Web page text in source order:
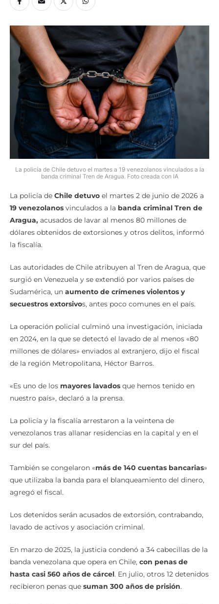
La policía de Chile detuvo el martes a 19 venezolanos vinculados a la
banda criminal Tren de Aragua. Foto creada con IA
La policía de Chile detuvo el martes 2 de junio de 2026 a
19 venezolanos vinculados a la banda criminal Tren de
Aragua, acusados de lavar al menos 80 millones de
dólares obtenidos de extorsiones y otros delitos, informó
la fiscalía.
Las autoridades de Chile atribuyen al Tren de Aragua, que
surgió en Venezuela y se extendió por varios países de
Sudamérica, un aumento de crímenes violentos y
secuestros extorsivos, antes poco comunes en el país.
La operación policial culminó una investigación, iniciada
en 2024, en la que se detectó el lavado de al menos «80
millones de dólares» enviados al extranjero, dijo el fiscal
de la región Metropolitana, Héctor Barros.
«Es uno de los mayores lavados que hemos tenido en
nuestro país», declaró a la prensa.
La policía y la fiscalía arrestaron a la veintena de
venezolanos tras allanar residencias en la capital y en el
sur del país.
También se congelaron «más de 140 cuentas bancarias»
que utilizaba la banda para el blanqueamiento del dinero,
agregó el fiscal.
Los detenidos serán acusados de extorsión, contrabando,
lavado de activos y asociación criminal.
En marzo de 2025, la justicia condenó a 34 cabecillas de la
banda venezolana que opera en Chile, con penas de
hasta casi 560 años de cárcel. En julio, otros 12 detenidos
recibieron penas que suman 300 años de prisión.